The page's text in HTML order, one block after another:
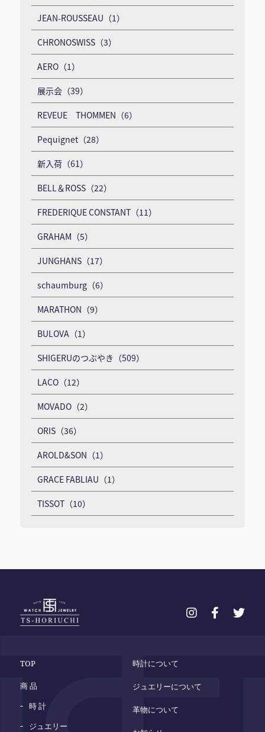
JEAN-ROUSSEAU（1）
CHRONOSWISS（3）
AERO（1）
展示会（39）
REVEUE THOMMEN（6）
Pequignet（28）
新入荷（61）
BELL＆ROSS（22）
FREDERIQUE CONSTANT（11）
GRAHAM（5）
JUNGHANS（17）
schaumburg（6）
MARATHON（9）
BULOVA（1）
SHIGERUのつぶやき（509）
LACO（12）
MOVADO（2）
ORIS（36）
AROLD&SON（1）
GRACE FABLIAU（1）
TISSOT（10）
TOP
商 品
時 計
ジュエリー
時計について
ジュエリーについて
革物について